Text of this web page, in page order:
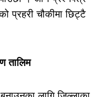
प्रहरी चौकीमा छिट्टै
तालिम